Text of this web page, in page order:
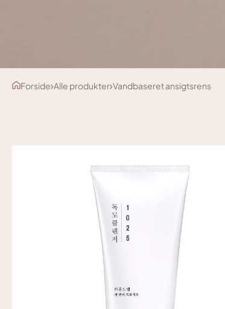
Forside Alle produkter Vandbaseret ansigtsrens